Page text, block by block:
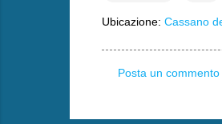
Ubicazione: Cassano
Posta un commento